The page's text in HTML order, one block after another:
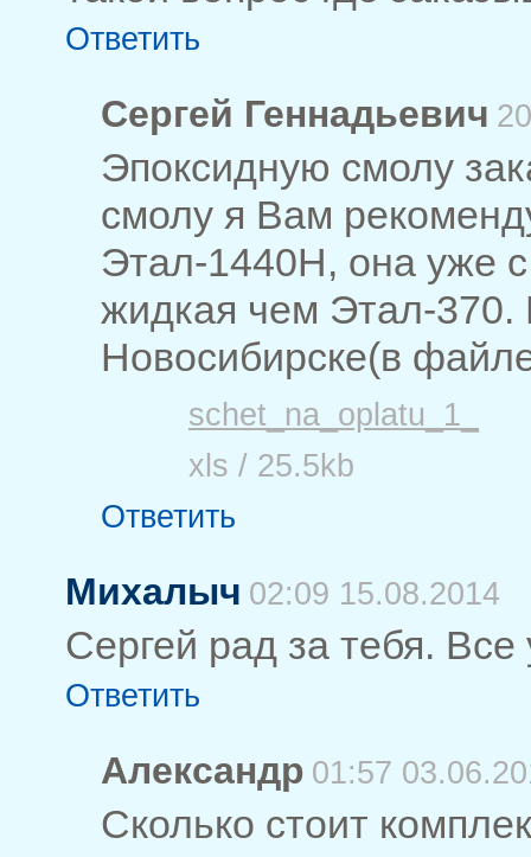
Ответить
Сергей Геннадьевич
Эпоксидную смолу
смолу я Вам
Этал-1440Н, она уже
жидкая чем Этал-370.
Новосибирске(в
schet_na_oplatu_1_
xls / 25.5kb
Ответить
Михалыч 02:09 15.08.2014
Сергей рад за тебя.
Ответить
Александр 01:57
Сколько стоит